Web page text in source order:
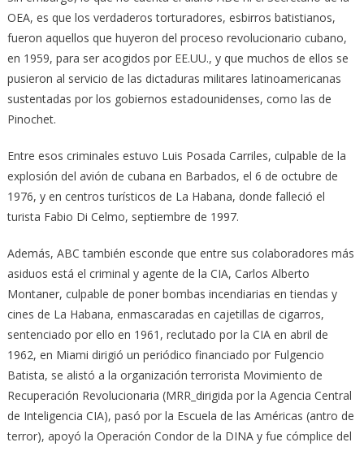
OEA, es que los verdaderos torturadores, esbirros batistianos,
fueron aquellos que huyeron del proceso revolucionario cubano,
en 1959, para ser acogidos por EE.UU., y que muchos de ellos se
pusieron al servicio de las dictaduras militares latinoamericanas
sustentadas por los gobiernos estadounidenses, como las de
Pinochet.
Entre esos criminales estuvo Luis Posada Carriles, culpable de la
explosión del avión de cubana en Barbados, el 6 de octubre de
1976, y en centros turísticos de La Habana, donde falleció el
turista Fabio Di Celmo, septiembre de 1997.
Además, ABC también esconde que entre sus colaboradores más
asiduos está el criminal y agente de la CIA, Carlos Alberto
Montaner, culpable de poner bombas incendiarias en tiendas y
cines de La Habana, enmascaradas en cajetillas de cigarros,
sentenciado por ello en 1961, reclutado por la CIA en abril de
1962, en Miami dirigió un periódico financiado por Fulgencio
Batista, se alistó a la organización terrorista Movimiento de
Recuperación Revolucionaria (MRR_dirigida por la Agencia Central
de Inteligencia CIA), pasó por la Escuela de las Américas (antro de
terror), apoyó la Operación Condor de la DINA y fue cómplice del